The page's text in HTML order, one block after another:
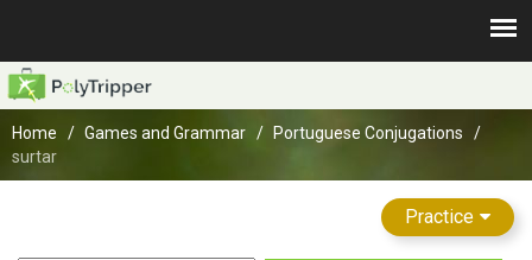
Home Games and Grammar
Portuguese Conjugations
surtar
Practice